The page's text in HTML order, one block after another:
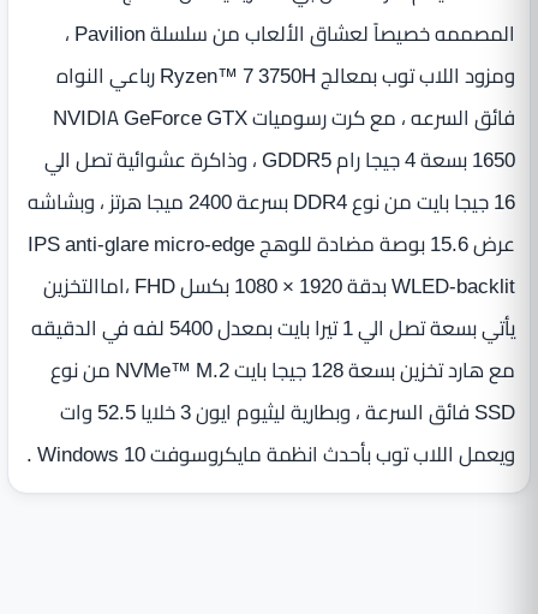
المصممه خصيصاً لعشاق الألعاب من سلسلة Pavilion ،
ومزود اللاب توب بمعالج Ryzen™ 7 3750H رباعي النواه
فائق السرعه ، مع كرت رسوميات NVIDIA GeForce GTX
1650 بسعة 4 جيجا رام GDDR5 ، وذاكرة عشوائية تصل الي
16 جيجا بايت من نوع DDR4 بسرعة 2400 ميجا هرتز ، وبشاشه
عرض 15.6 بوصة مضادة للوهج IPS anti-glare micro-edge
WLED-backlit بدقة 1920 × 1080‏ بكسل FHD ،اماالتخزين
يأتي بسعة تصل الي 1 تيرا بايت بمعدل 5400 لفه في الدقيقه
مع هارد تخزين بسعة 128 جيجا بايت NVMe™ M.2 من نوع
SSD فائق السرعة ، وبطارية ليثيوم ايون 3 خلايا 52.5 وات
ويعمل اللاب توب بأحدث انظمة مايكروسوفت Windows 10 .